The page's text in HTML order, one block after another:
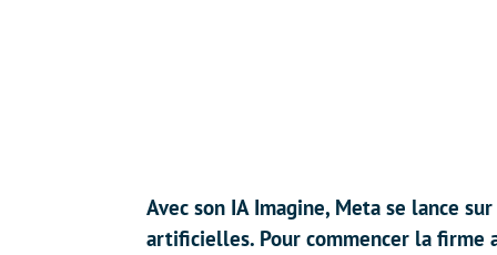
Avec son IA Imagine, Meta se lance
artificielles. Pour commencer la firme